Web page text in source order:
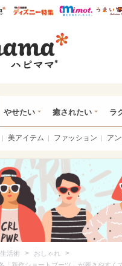
総研
ハピママ* ウレぴあ総研
mimot.
やせたい 癒されたい ラ
美アイテム ファッション ア
活術 > おしゃれ >